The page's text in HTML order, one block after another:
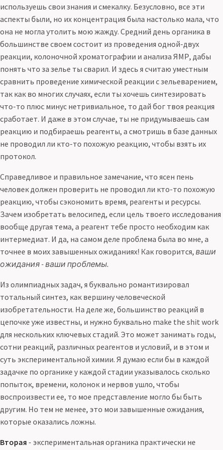
используешь свои знания и смекалку. Безусловно, все эти
аспекты были, но их концентрация была настолько мала, что
она не могла утолить мою жажду. Средний день органика в
большинстве своем состоит из проведения одной-двух
реакции, колоночной хроматографии и анализа ЯМР, дабы
понять что за зелье ты сварил. И здесь я считаю уместным
сравнить проведение химической реакции с зельеварением,
так как во многих случаях, если ты хочешь синтезировать
что-то плюс минус нетривиальное, то дай бог твоя реакция
сработает. И даже в этом случае, ты не придумываешь сам
реакцию и подбираешь реагенты, а смотришь в базе данных
не проводил ли кто-то похожую реакцию, чтобы взять их
протокол.
Справедливое и правильное замечание, что ясен пень
человек должен проверить не проводил ли кто-то похожую
реакцию, чтобы сэкономить время, реагенты и ресурсы.
Зачем изобретать велосипед, если цель твоего исследования
вообще другая тема, а реагент тебе просто необходим как
интермедиат. И да, на самом деле проблема была во мне, а
точнее в моих завышенных ожиданиях! Как говорится, ваши
ожидания - ваши проблемы.
Из олимпиадных задач, я буквально романтизировал
тотальный синтез, как вершину человеческой
изобретательности. На деле же, большинство реакций в
цепочке уже известны, и нужно буквально make the shit work
для нескольких ключевых стадий. Это может занимать годы,
сотни реакций, различных реагентов и условий, и в этом и
суть экспериментальной химии. Я думаю если бы в каждой
задачке по органике у каждой стадии указывалось сколько
попыток, времени, колонок и нервов ушло, чтобы
воспроизвести ее, то мое представление могло бы быть
другим. Но тем не менее, это мои завышенные ожидания,
которые оказались ложны.
Вторая - экспериментальная органика практически не